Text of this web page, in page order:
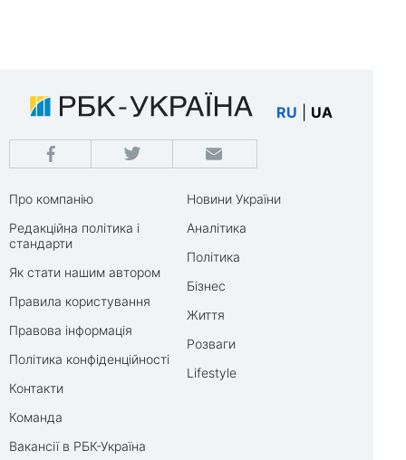
RU UA
Про компанію
Редакційна політика і
стандарти
Як стати нашим автором
Правила користування
Правова інформація
Політика конфіденційності
Контакти
Команда
Вакансії в РБК-Україна
Новини України
Аналітика
Політика
Бізнес
Життя
Розваги
Lifestyle